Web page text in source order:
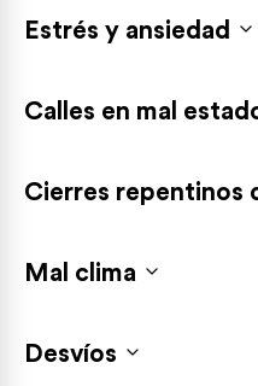
Estrés y ansiedad
Calles en mal
Cierres repentinos
Mal clima
Desvíos